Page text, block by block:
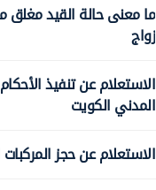
ما معنى حالة القيد مغلق
زواج
الاستعلام عن تنفيذ
المدني الكويت
الاستعلام عن حجز